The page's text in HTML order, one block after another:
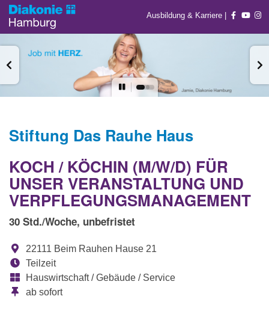
Ausbildung & Karriere |
Stiftung Das Rauhe Haus
KOCH / KÖCHIN (M/W/D) FÜR
UNSER VERANSTALTUNG UND
VERPFLEGUNGSMANAGEMENT
30 Std./Woche, unbefristet
22111 Beim Rauhen Hause 21
Teilzeit
Hauswirtschaft / Gebäude / Service
ab sofort